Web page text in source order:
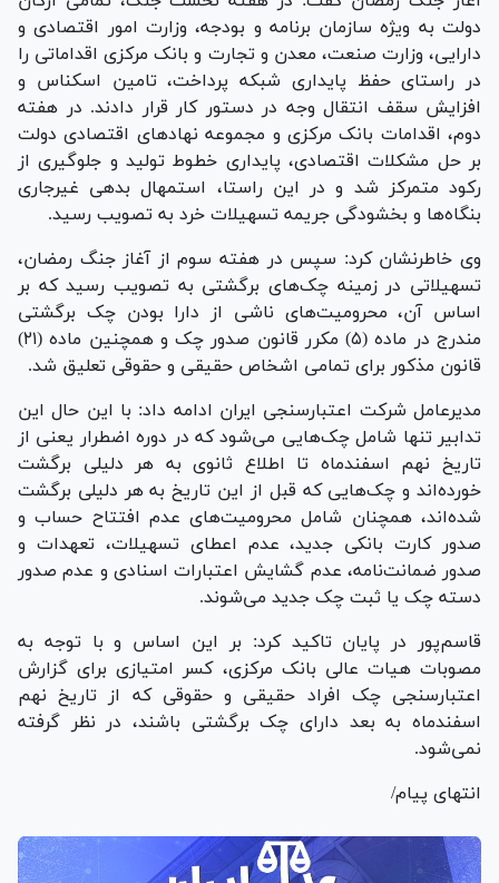
دولت به ویژه سازمان برنامه و بودجه، وزارت امور اقتصادی و
دارایی، وزارت صنعت، معدن و تجارت و بانک مرکزی اقداماتی را
در راستای حفظ پایداری شبکه پرداخت، تامین اسکناس و
افزایش سقف انتقال وجه در دستور کار قرار دادند. در هفته
دوم، اقدامات بانک مرکزی و مجموعه نهاد‌های اقتصادی دولت
بر حل مشکلات اقتصادی، پایداری خطوط تولید و جلوگیری از
رکود متمرکز شد و در این راستا، استمهال بدهی غیرجاری
بنگاه‌ها و بخشودگی جریمه تسهیلات خرد به تصویب رسید.
وی خاطرنشان کرد: سپس در هفته سوم از آغاز جنگ رمضان،
تسهیلاتی در زمینه چک‌های برگشتی به تصویب رسید که بر
اساس آن، محرومیت‌های ناشی از دارا بودن چک برگشتی
مندرج در ماده (۵) مکرر قانون صدور چک و همچنین ماده (۲۱)
قانون مذکور برای تمامی اشخاص حقیقی و حقوقی تعلیق شد.
مدیرعامل شرکت اعتبارسنجی ایران ادامه داد: با این حال این
تدابیر تنها شامل چک‌هایی می‌شود که در دوره اضطرار یعنی از
تاریخ نهم اسفندماه تا اطلاع ثانوی به هر دلیلی برگشت
خورده‌اند و چک‌هایی که قبل از این تاریخ به هر دلیلی برگشت
شده‌اند، همچنان شامل محرومیت‌های عدم افتتاح حساب و
صدور کارت بانکی جدید، عدم اعطای تسهیلات، تعهدات و
صدور ضمانت‌نامه، عدم گشایش اعتبارات اسنادی و عدم صدور
دسته چک یا ثبت چک جدید می‌شوند.
قاسم‌پور در پایان تاکید کرد: بر این اساس و با توجه به
مصوبات هیات عالی بانک مرکزی، کسر امتیازی برای گزارش
اعتبارسنجی چک افراد حقیقی و حقوقی که از تاریخ نهم
اسفندماه به بعد دارای چک برگشتی باشند، در نظر گرفته
نمی‌شود.
انتهای پیام/